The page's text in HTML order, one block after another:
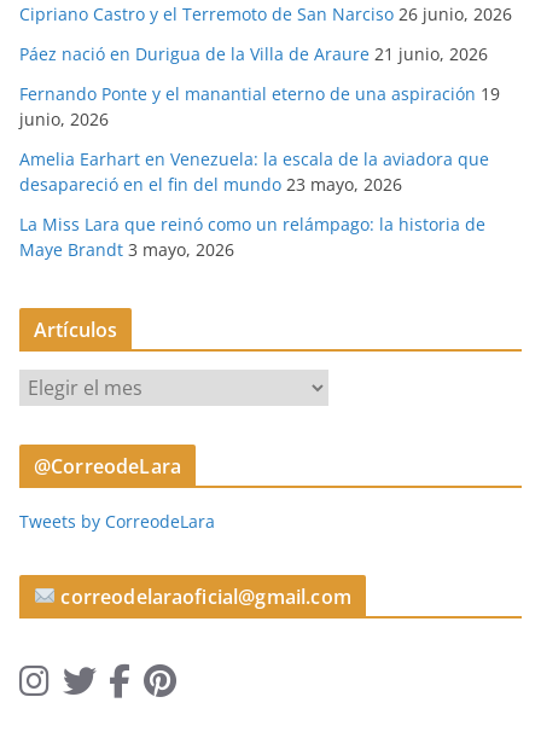
Cipriano Castro y el Terremoto de San Narciso 26 junio, 2026
Páez nació en Durigua de la Villa de Araure 21 junio, 2026
Fernando Ponte y el manantial eterno de una aspiración 19
junio, 2026
Amelia Earhart en Venezuela: la escala de la aviadora que
desapareció en el fin del mundo 23 mayo, 2026
La Miss Lara que reinó como un relámpago: la historia de
Maye Brandt 3 mayo, 2026
Artículos
r
t
u
s
@CorreodeLara
Tweets by CorreodeLara
correodelaraoficial@gmail.com